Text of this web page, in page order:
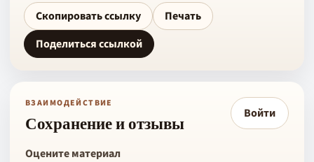
Скопировать ссылку
Печать
Поделиться ссылкой
ВЗАИМОДЕЙСТВИЕ
Сохранение и отзывы Войти
Оцените материал